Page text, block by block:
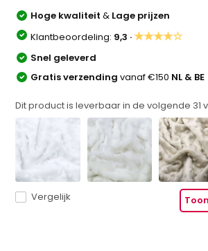
Hoge kwaliteit& Lage prijzen
Klantbeoordeling: 9,3 ·★★★★☆
Snel geleverd
Gratis verzendingvanaf €150 NL & BE
Dit product is leverbaar in de volgende 31
Vergelijk